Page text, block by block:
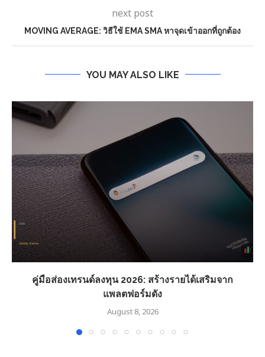
next post
MOVING AVERAGE: วิธีใช้ EMA SMA หาจุดเข้าออกที่ถูกต้อง
YOU MAY ALSO LIKE
คู่มือส่องเทรนด์ลงทุน 2026: สร้างรายได้เสริมจาก
แพลตฟอร์มดัง
August 8, 2026